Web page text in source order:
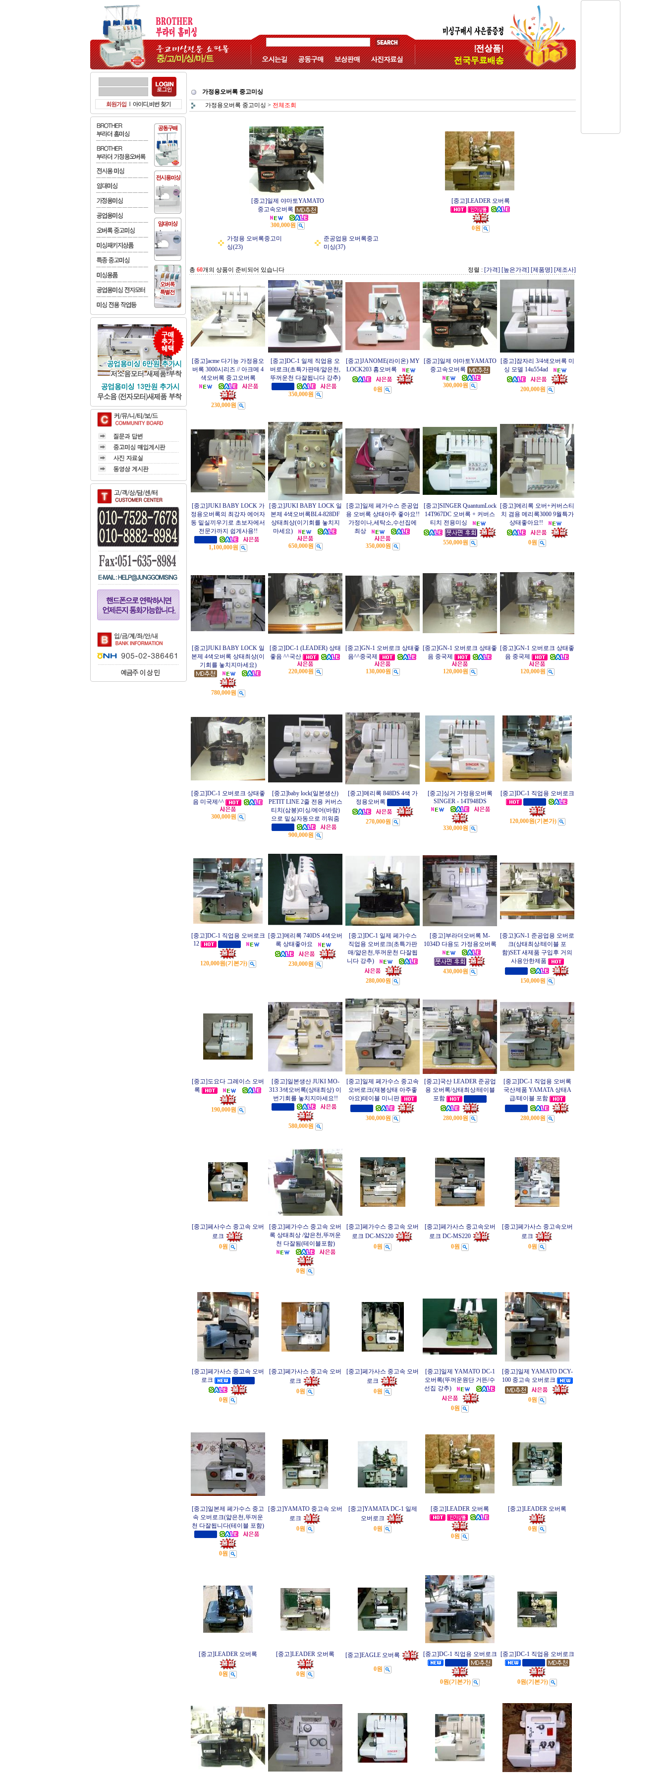
가정용오버록 중고미싱
가정용오버록 중고미싱 > 전체조회
[중고]일제 야마토YAMATO
중고속오버록
300,000원
[중고]LEADER 오버록
0원
가정용 오버록중고미
싱(23)
준공업용 오버록중고
미싱(37)
총 60개의 상품이 준비되어 있습니다 정렬 : [가격] [높은가격] [제품명] [제조사]
[중고]acme 다기능 가정용오
버록 3000시리즈 // 아크메 4
색오버록 중고오버록
230,000원
[중고]DC-1 일제 직업용 오
버로크(초특가판매/얇은천,
뚜꺼운천 다잘됩니다 강추)
350,000원
[중고]JANOME(라이온) MY
LOCK203 홈오버록
0원
[중고]일제 야마토YAMATO
중고속오버록
300,000원
[중고]잠자리 3/4색오버록 미
싱 모델 14u554ad
200,000원
[중고]JUKI BABY LOCK 가
정용오버록의 최강자 에어자
동 밑실끼우기로 초보자에서
전문가까지 쉽게사용!!
1,100,000원
[중고]JUKI BABY LOCK 일
본제 4색오버록BL4-828DF
상태최상(이기회를 놓치지
마세요)
650,000원
[중고]일제 페가수스 준공업
용 오버록 상태아주 좋아요!!
가정이나,세탁소,수선집에
최상
350,000원
[중고]SINGER QuantumLock
14T967DC 오버록 + 커버스
티치 전용미싱
550,000원
[중고]메리록 오버+커버스티
치 겸용 메리록3000 9월특가
상태좋아요!!
0원
[중고]JUKI BABY LOCK 일
본제 4색오버록 상태최상(이
기회를 놓치지마세요)
780,000원
[중고]DC-1 (LEADER) 상태
좋음 ^^국산
220,000원
[중고]GN-1 오버로크 상태좋
음^^중국제
130,000원
[중고]GN-1 오버로크 상태좋
음 중국제
120,000원
[중고]GN-1 오버로크 상태좋
음 중국제
120,000원
[중고]DC-1 오버로크 상태좋
음 미국제^^
300,000원
[중고]baby lock(일본생산)
PETIT LINE 2줄 전용 커버스
티치(삼봉)미싱/에어(바람)
으로 밑실자동으로 끼워줌
900,000원
[중고]메리록 848DS 4색 가
정용오버록
270,000원
[중고]싱거 가정용오버록
SINGER - 14T948DS
330,000원
[중고]DC-1 직업용 오버로크
120,000원(기본가)
[중고]DC-1 직업용 오버로크
12
120,000원(기본가)
[중고]메리록 740DS 4색오버
록 상태좋아요
230,000원
[중고]DC-1 일제 페가수스
직업용 오버로크(초특가판
매/얇은천,뚜꺼운천 다잘됩
니다 강추)
280,000원
[중고]부라더오버록 M-
1034D 다용도 가정용오버록
430,000원
[중고]GN-1 준공업용 오버로
크(상태최상/테이블 포
함)SET 새제품 구입후 거의
사용안한제품
150,000원
[중고]도요다 그레이스 오버
록
190,000원
[중고]일본생산 JUKI MO-
313 3색오버록(상태최상) 이
번기회를 놓치지마세요!!
580,000원
[중고]일제 페가수스 중고속
오버로크(재봉상태 아주좋
아요)테이블 미니판
300,000원
[중고]국산 LEADER 준공업
용 오버록/상태최상/테이블
포함
280,000원
[중고]DC-1 직업용 오버록
국산제품 YAMATA 상태A
급/테이블 포함
280,000원
[중고]페사수스 중고속 오버
로크
0원
[중고]페가수스 중고속 오버
록 상태최상 /얇은천,뚜꺼운
천 다잘됨(테이블포함)
0원
[중고]페가수스 중고속 오버
로크 DC-MS220
0원
[중고]페가사스 중고속오버
로크 DC-MS220
0원
[중고]페가사스 중고속오버
로크
0원
[중고]페가사스 중고속 오버
로크
0원
[중고]페가사스 중고속 오버
로크
0원
[중고]페가사스 중고속 오버
로크
0원
[중고]일제 YAMATO DC-1
오버록(뚜꺼운원단 거뜬/수
선집 강추)
0원
[중고]일제 YAMATO DCY-
100 중고속 오버로크
0원
[중고]일본제 페가수스 중고
속 오버로크(얇은천,뚜꺼운
천 다잘됩니다(테이블 포함)
0원
[중고]YAMATO 중고속 오버
로크
0원
[중고]YAMATA DC-1 일제
오버로크
0원
[중고]LEADER 오버록
0원
[중고]LEADER 오버록
0원
[중고]LEADER 오버록
0원
[중고]LEADER 오버록
0원
[중고]EAGLE 오버록
0원
[중고]DC-1 직업용 오버로크
0원(기본가)
[중고]DC-1 직업용 오버로크
0원(기본가)